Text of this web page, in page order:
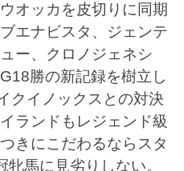
オッカを皮切りに同期
エナビスタ、ジェンテ
ー、クロノジェネシ
勝の新記録を樹立し
クイノックスとの対決
ランドもレジェンド級
きにこだわるならスタ
馬に見劣りしない。